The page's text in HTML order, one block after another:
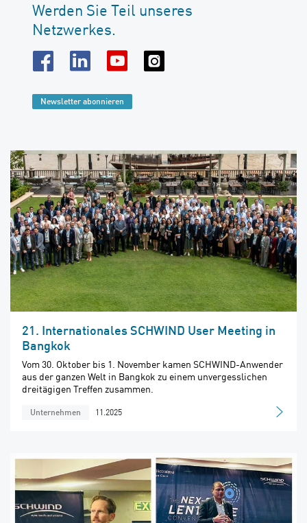
Werden Sie Teil unseres
Netzwerkes.
Newsletter abonnieren
21. Internationales SCHWIND User Meeting in
Bangkok
Vom 30. Oktober bis 1. November kamen SCHWIND-Anwender
aus der ganzen Welt in Bangkok zu einem unvergesslichen
dreitägigen Treffen zusammen.
Unternehmen 11.2025